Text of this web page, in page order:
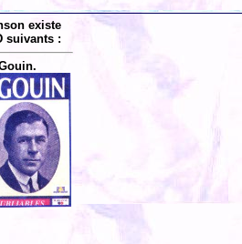
existe
suivants :